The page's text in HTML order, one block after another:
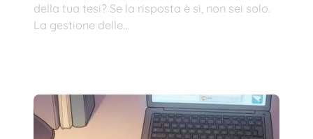
della tua tesi? Se la risposta è sì, non sei solo.
La gestione delle…